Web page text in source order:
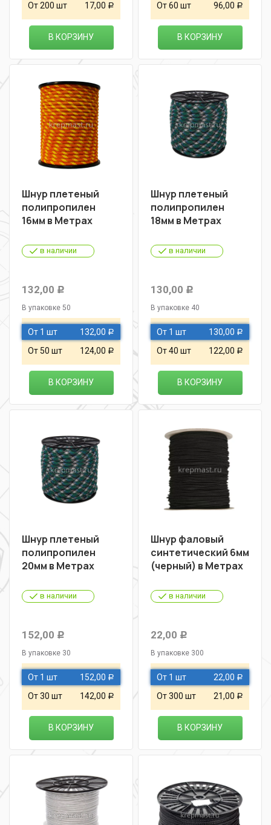
От 200 шт 17,00 Р
В КОРЗИНУ
От 60 шт 96,00 Р
В КОРЗИНУ
Шнур плетеный
полипропилен
16мм в Метрах
в наличии
132,00 Р
В упаковке 50
От 1 шт 132,00 Р
От 50 шт 124,00 Р
В КОРЗИНУ
Шнур плетеный
полипропилен
18мм в Метрах
в наличии
130,00 Р
В упаковке 40
От 1 шт 130,00 Р
От 40 шт 122,00 Р
В КОРЗИНУ
Шнур плетеный
полипропилен
20мм в Метрах
в наличии
152,00 Р
В упаковке 30
От 1 шт 152,00 Р
От 30 шт 142,00 Р
В КОРЗИНУ
Шнур фаловый
синтетический 6мм
(черный) в Метрах
в наличии
22,00 Р
В упаковке 300
От 1 шт 22,00 Р
От 300 шт 21,00 Р
В КОРЗИНУ